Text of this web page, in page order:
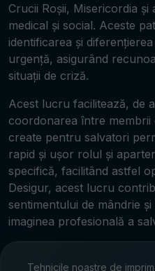
Crucii Roșii, Misericordia
medical și social. Aceste
identificarea și
urgență, asigurând
situații de criză.
Acest lucru facilitează, de
coordonarea între
create pentru salvatori
rapid și ușor rolul și
specifică, facilitând astfel
Desigur, acest lucru
sentimentului de mândrie
imaginea profesională a
Tehnicile noastre de